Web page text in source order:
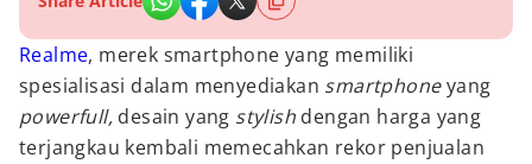
Realme, merek smartphone yang memiliki
spesialisasi dalam menyediakan smartphoneyang
powerfull, desain yang stylish dengan harga yang
terjangkau kembali memecahkan rekor penjualan